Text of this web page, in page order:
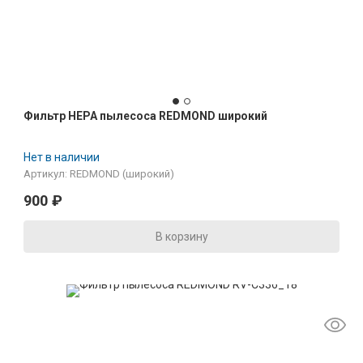
Фильтр HEPA пылесоса REDMOND широкий
Нет в наличии
Артикул: REDMOND (широкий)
900 ₽
В корзину